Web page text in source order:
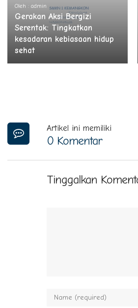
Oleh : admin
Gerakan Aksi Bergizi
Serentak: Tingkatkan
kesadaran kebiasaan hidup
sehat
Artikel ini memiliki
0 Komentar
Tinggalkan